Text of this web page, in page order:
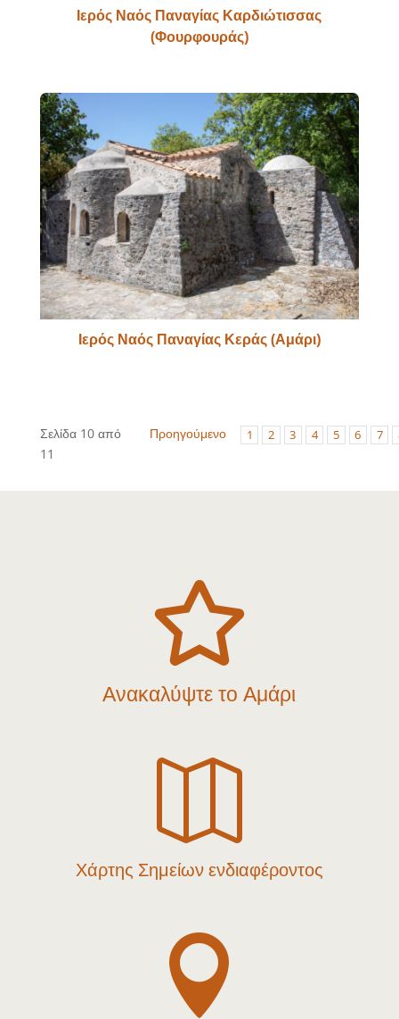
Ιερός Ναός Παναγίας Καρδιώτισσας
(Φουρφουράς)
Ιερός Ναός Παναγίας Κεράς (Αμάρι)
Σελίδα 10 από
11
Προηγούμενο 1 2 3 4 5 6 7

Ανακαλύψτε το Αμάρι

Χάρτης Σημείων ενδιαφέροντος
